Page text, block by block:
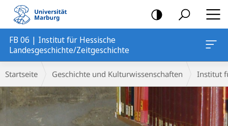
Mobile-
Navigation
FB 06 | Institut für Hessische
Landesgeschichte/Zeitgeschichte
Hauptinhalt
Breadcrumb-
Navigation
Startseite Geschichte und Kulturwissenschaften Institut